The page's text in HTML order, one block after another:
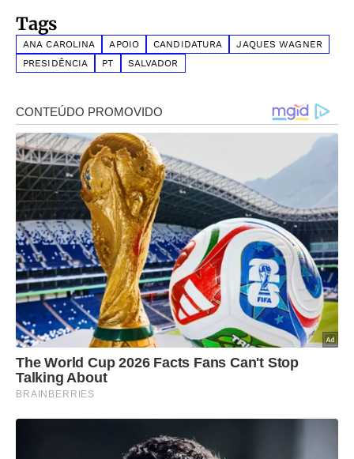
Tags
ANA CAROLINA APOIO CANDIDATURA
JAQUES WAGNER
PRESIDÊNCIA
PT SALVADOR